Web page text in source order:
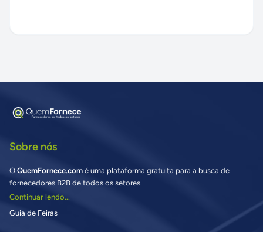
Sobre nós
O QuemFornece.com é uma plataforma gratuita para a busca de
fornecedores B2B de todos os setores.
Continuar lendo...
Guia de Feiras